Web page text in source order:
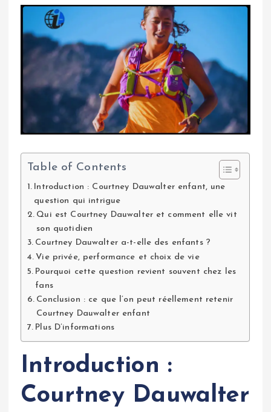
Table of Contents
Introduction : Courtney Dauwalter enfant, une
question qui intrigue
Qui est Courtney Dauwalter et comment elle vit
son quotidien
Courtney Dauwalter a-t-elle des enfants ?
Vie privée, performance et choix de vie
Pourquoi cette question revient souvent chez les
fans
Conclusion : ce que l’on peut réellement retenir
Courtney Dauwalter enfant
Plus D’informations
Introduction :
Courtney Dauwalter